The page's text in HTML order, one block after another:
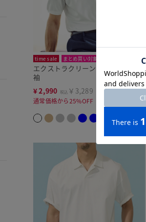
time sale まとめ買い対象
エクストラクリーン鹿の子ポロ 半
袖
¥2,990 税込 ￥3,289
通常価格から25%OFF
+ 17カラー